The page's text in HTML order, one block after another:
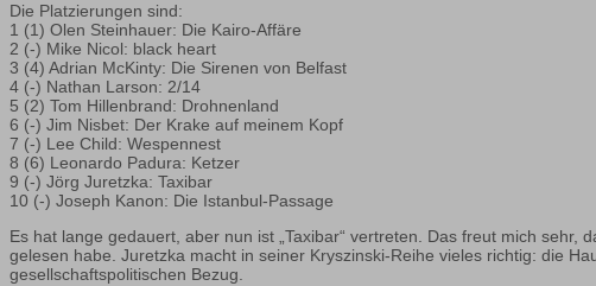
Die Platzierungen sind:
1 (1) Olen Steinhauer: Die Kairo-Affäre
2 (-) Mike Nicol: black heart
3 (4) Adrian McKinty: Die Sirenen von Belfast
4 (-) Nathan Larson: 2/14
5 (2) Tom Hillenbrand: Drohnenland
6 (-) Jim Nisbet: Der Krake auf meinem Kopf
7 (-) Lee Child: Wespennest
8 (6) Leonardo Padura: Ketzer
9 (-) Jörg Juretzka: Taxibar
10 (-) Joseph Kanon: Die Istanbul-Passage
Es hat lange gedauert, aber nun ist „Taxibar“ vertreten. Das freut mich sehr,
gelesen habe. Juretzka macht in seiner Kryszinski-Reihe vieles richtig: die
gesellschaftspolitischen Bezug.